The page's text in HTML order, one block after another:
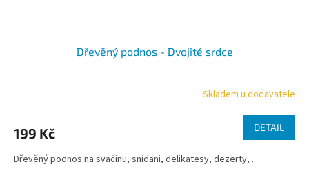
Dřevěný podnos - Dvojité srdce
Skladem u dodavatele
199 Kč DETAIL
Dřevěný podnos na svačinu, snídani, delikatesy, dezerty, ...